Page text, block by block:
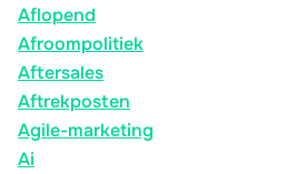
Aflopend
Afroompolitiek
Aftersales
Aftrekposten
Agile-marketing
Ai